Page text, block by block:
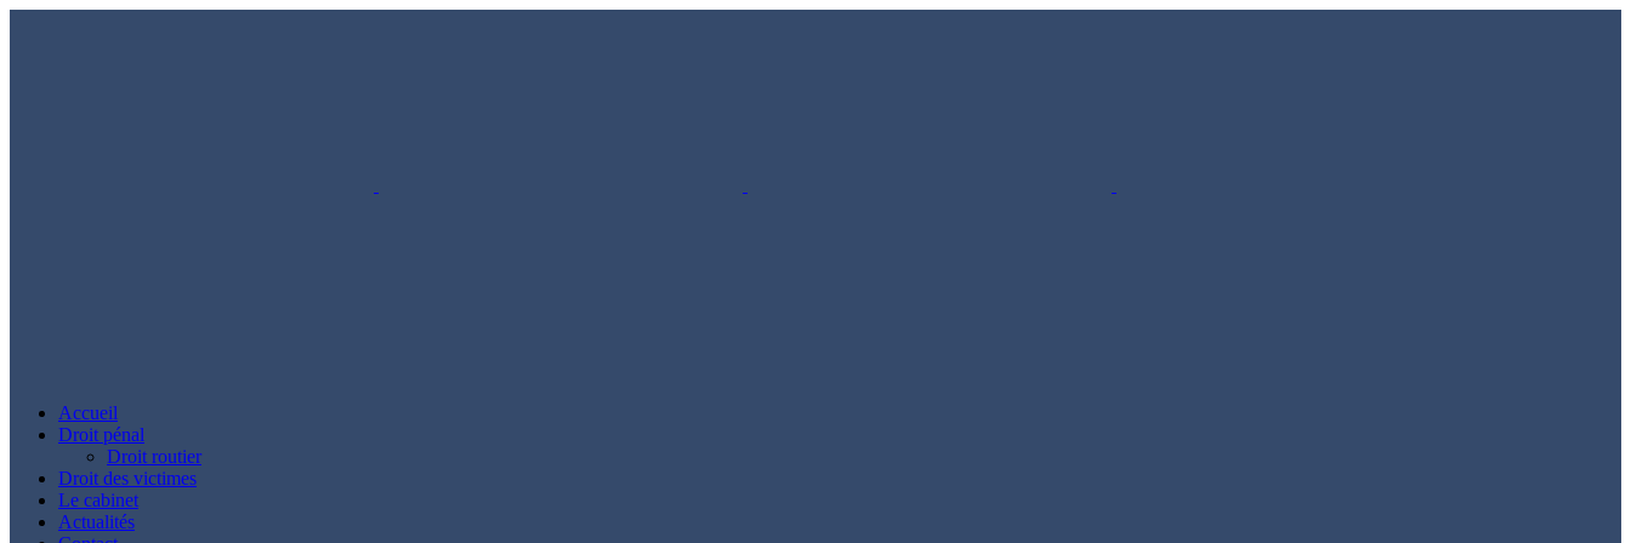
Accueil
Droit pénal
Droit routier
Droit des victimes
Le cabinet
Actualités